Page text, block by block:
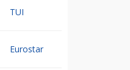
TUI
Eurostar